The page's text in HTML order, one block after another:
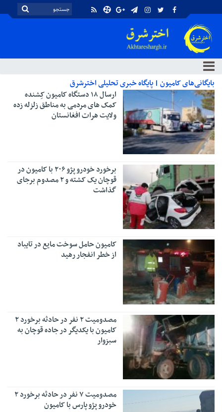
بایگانی‌های کامیون | پایگاه خبری تحلیلی اخترشرق
ارسال ۱۸ دستگاه کامیون کِشنده
کمک های مردمی به مناطق زلزله زده
ولایت هرات افغانستان
برخورد خودرو پژو ۲۰۶ با کامیون در
قوچان یک کشته و ۲ مصدوم برجای
گذاشت
کامیون حامل سوخت مایع در تایباد
از خطر انفجار رهید
مصدومیت ۲ نفر در حادثه برخورد ۲
کامیون با یکدیگر در جاده قوچان به
سبزوار
مصدومیت ۷ نفر در حادثه برخورد ۲
خودرو پژو پارس با کامیون